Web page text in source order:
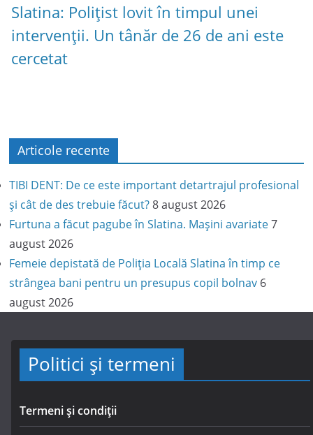
Slatina: Polițist lovit în timpul unei
intervenții. Un tânăr de 26 de ani este
cercetat
Articole recente
TIBI DENT: De ce este important detartrajul profesional
și cât de des trebuie făcut? 8 august 2026
Furtuna a făcut pagube în Slatina. Mașini avariate 7
august 2026
Femeie depistată de Poliția Locală Slatina în timp ce
strângea bani pentru un presupus copil bolnav 6
august 2026
Politici și termeni
Termeni și condiții